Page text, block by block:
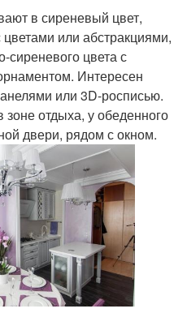
в сиреневый цвет,
или абстракциями,
цвета с
Интересен
или 3D-росписью.
отдыха, у обеденного
двери, рядом с окном.